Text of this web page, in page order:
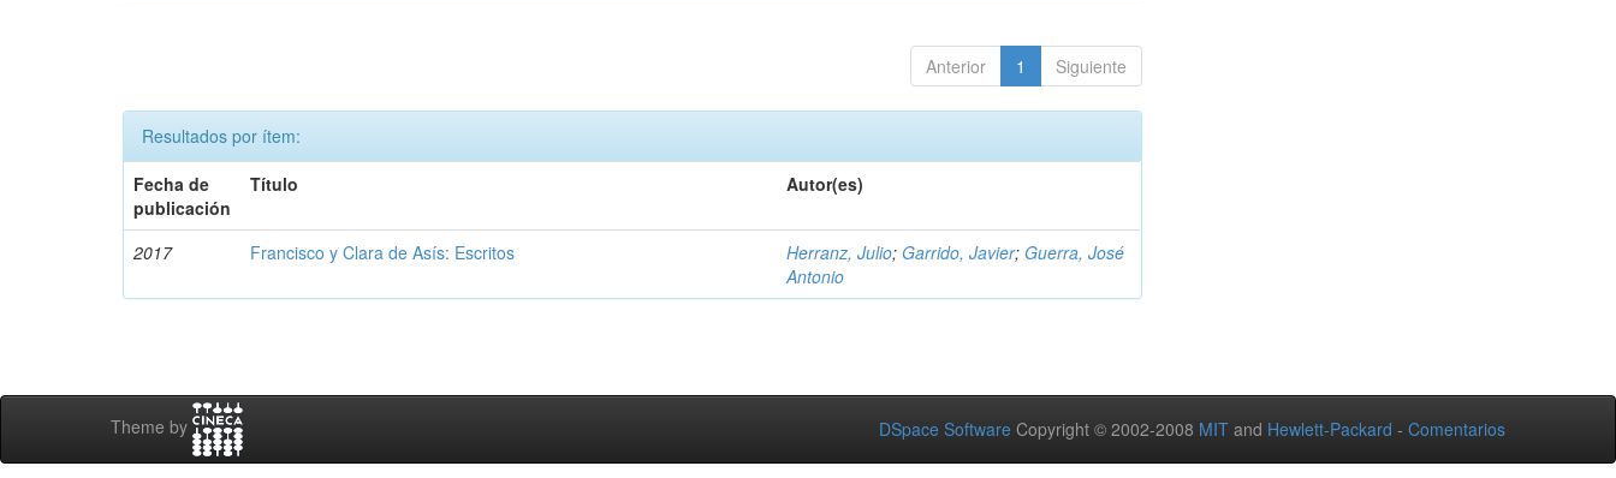
Anterior 1 Siguiente
Resultados por ítem:
Fecha de
publicación
Título Autor(es)
2017 Francisco y Clara de Asís: Escritos Herranz, Julio; Garrido, Javier; Guerra, José
Antonio
Theme by DSpace Software Copyright © 2002-2008 MIT and Hewlett-Packard - Comentarios